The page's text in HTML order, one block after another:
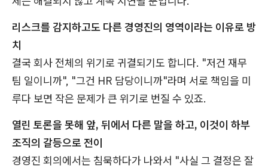
리스크를 감지하고도 다른 경영진의 영역이라는 이유로 방
치
결국 회사 전체의 위기로 귀결되기도 합니다. "저건 재무
팀 일이니까", "그건 HR 담당이니까"라며 서로 책임을 미
루다 보면 작은 문제가 큰 위기로 번질 수 있죠.
열린 토론을 못해 앞, 뒤에서 다른 말을 하고, 이것이 하부
조직의 갈등으로 전이
경영진 회의에서는 침묵하다가 나와서 "사실 그 결정은 잘